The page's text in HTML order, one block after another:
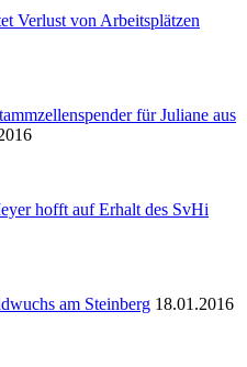
Verlust von Arbeitsplätzen
für Juliane aus
hofft auf Erhalt des SvHi
am Steinberg 18.01.2016